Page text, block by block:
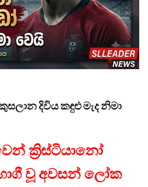
දිවිය කඳුළු මැද නිමා
ක්‍රිස්ටියානෝ
වූ අවසන් ලෝක